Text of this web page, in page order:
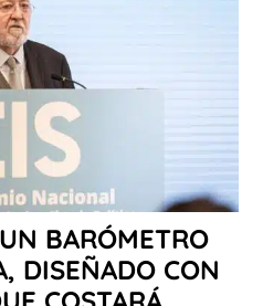
BARÓMETRO
DISEÑADO CON